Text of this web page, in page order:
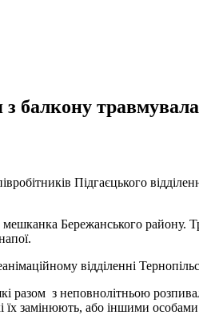
балкону
Підгаєцького
Бережанського району.
відділенні
разом з неповнолітньою
їх замінюють, або іншими